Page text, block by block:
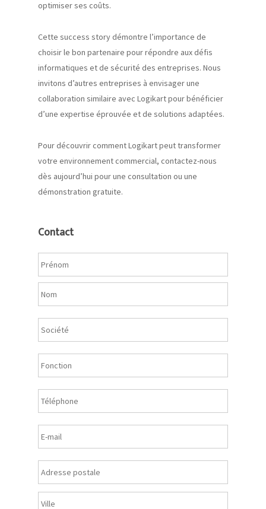
optimiser ses coûts.
Cette success story démontre l’importance de
choisir le bon partenaire pour répondre aux défis
informatiques et de sécurité des entreprises. Nous
invitons d’autres entreprises à envisager une
collaboration similaire avec Logikart pour bénéficier
d’une expertise éprouvée et de solutions adaptées.
Pour découvrir comment Logikart peut transformer
votre environnement commercial, contactez-nous
dès aujourd’hui pour une consultation ou une
démonstration gratuite.
Contact